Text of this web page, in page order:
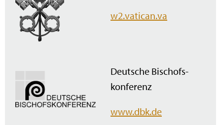
w2.vatican.va
Deutsche Bischofs­
konferenz
www.dbk.de